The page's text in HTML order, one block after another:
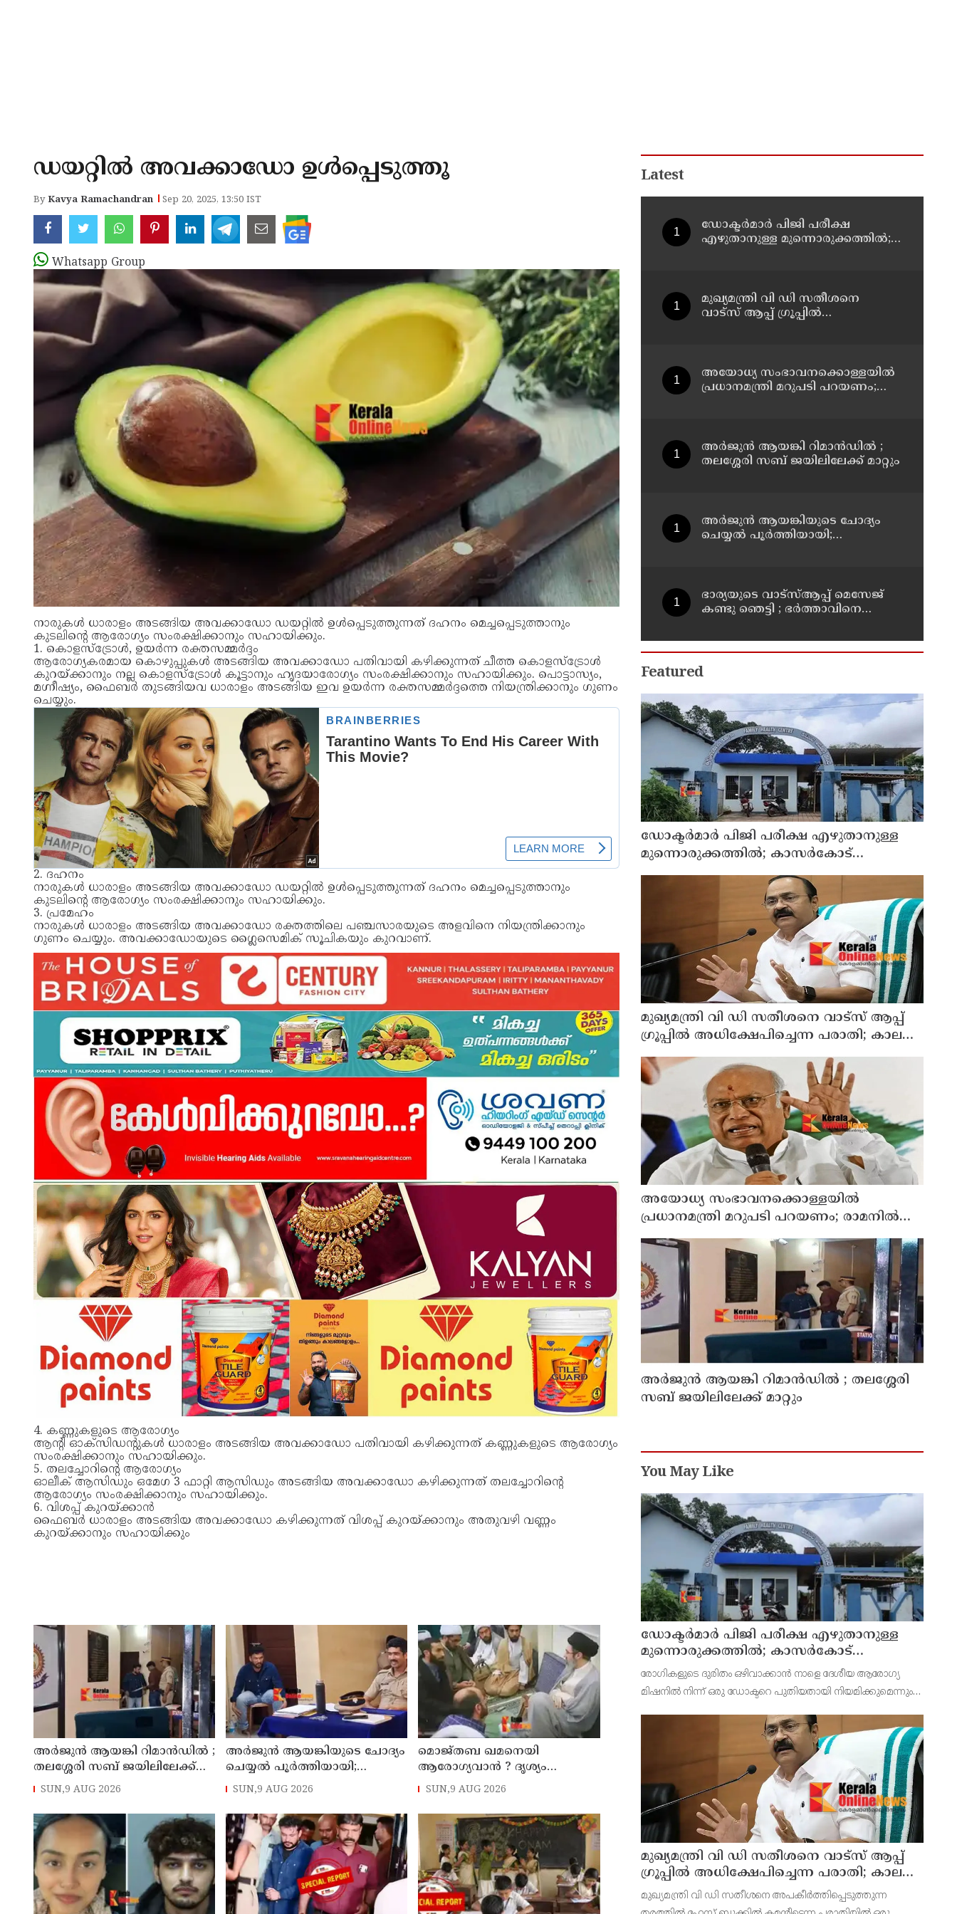
ഡയറ്റില്‍ അവക്കാഡോ ഉള്‍പ്പെടുത്തൂ
ByKavya Ramachandran Sep 20, 2025, 13:50 IST
Whatsapp Group
നാരുകള്‍ ധാരാളം അടങ്ങിയ അവക്കാഡോ ഡയറ്റില്‍ ഉള്‍പ്പെടുത്തുന്നത് ദഹനം മെച്ചപ്പെടുത്താനും
കുടലിന്‍റെ ആരോഗ്യം സംരക്ഷിക്കാനും സഹായിക്കും.
1. കൊളസ്ട്രോൾ, ഉയര്‍ന്ന രക്തസമ്മര്‍ദ്ദം
ആരോഗ്യകരമായ കൊഴുപ്പുകള്‍ അടങ്ങിയ അവക്കാഡോ പതിവായി കഴിക്കുന്നത് ചീത്ത കൊളസ്ട്രോൾ
കുറയ്ക്കാനും നല്ല കൊളസ്ട്രോൾ കൂട്ടാനും ഹൃദയാരോഗ്യം സംരക്ഷിക്കാനും സഹായിക്കും. പൊട്ടാസ്യം,
മഗ്നീഷ്യം, ഫൈബര്‍ തുടങ്ങിയവ ധാരാളം അടങ്ങിയ ഇവ ഉയര്‍ന്ന രക്തസമ്മര്‍ദ്ദത്തെ നിയന്ത്രിക്കാനും ഗുണം
ചെയ്യും.
2. ദഹനം
നാരുകള്‍ ധാരാളം അടങ്ങിയ അവക്കാഡോ ഡയറ്റില്‍ ഉള്‍പ്പെടുത്തുന്നത് ദഹനം മെച്ചപ്പെടുത്താനും
കുടലിന്‍റെ ആരോഗ്യം സംരക്ഷിക്കാനും സഹായിക്കും.
3. പ്രമേഹം
നാരുകള്‍ ധാരാളം അടങ്ങിയ അവക്കാഡോ രക്തത്തിലെ പ‍ഞ്ചസാരയുടെ അളവിനെ നിയന്ത്രിക്കാനും
ഗുണം ചെയ്യും. അവക്കാഡോയുടെ ഗ്ലൈസെമിക് സൂചികയും കുറവാണ്.
4. കണ്ണുകളുടെ ആരോഗ്യം
ആന്‍റി ഓക്സിഡന്‍റുകള്‍ ധാരാളം അടങ്ങിയ അവക്കാഡോ പതിവായി കഴിക്കുന്നത് കണ്ണുകളുടെ ആരോഗ്യം
സംരക്ഷിക്കാനും സഹായിക്കും.
5. തലച്ചോറിന്‍റെ ആരോഗ്യം
ഓലീക് ആസിഡും ഒമേഗ 3 ഫാറ്റി ആസിഡും അടങ്ങിയ അവക്കാഡോ കഴിക്കുന്നത് തലച്ചോറിന്‍റെ
ആരോഗ്യം സംരക്ഷിക്കാനും സഹായിക്കും.
6. വിശപ്പ് കുറയ്ക്കാന്‍
ഫൈബര്‍ ധാരാളം അടങ്ങിയ അവക്കാഡോ കഴിക്കുന്നത് വിശപ്പ് കുറയ്ക്കാനും അതുവഴി വണ്ണം
കുറയ്ക്കാനും സഹായിക്കും
അര്‍ജുന്‍ ആയങ്കി റിമാന്‍ഡില്‍ ;
തലശ്ശേരി സബ് ജയിലിലേക്ക്
മാറ്റും
SUN,9 AUG 2026
അര്‍ജുന്‍ ആയങ്കിയുടെ ചോദ്യം
ചെയ്യല്‍ പൂര്‍ത്തിയായി;
കൂത്തുപറമ്പ് മജിസ്ട്രേറ്റിന്
SUN,9 AUG 2026
മൊജ്തബ ഖമനെയി
ആരോഗ്യവാന്‍ ? ദൃശ്യം
പുറത്തുവിട്ട് ഇറാന്‍ മാധ്യമം
SUN,9 AUG 2026
Latest
ഡോക്ടര്‍മാര്‍ പിജി പരീക്ഷ
എഴുതാനുള്ള മുന്നൊരുക്കത്തില്‍;
മുഖ്യമന്ത്രി വി ഡി സതീശനെ
വാട്‌സ് ആപ്പ് ഗ്രൂപ്പില്‍
അയോധ്യ സംഭാവനക്കൊള്ളയില്‍
പ്രധാനമന്ത്രി മറുപടി പറയണം;
അര്‍ജുന്‍ ആയങ്കി റിമാന്‍ഡില്‍ ;
തലശ്ശേരി സബ് ജയിലിലേക്ക് മാറ്റും
അര്‍ജുന്‍ ആയങ്കിയുടെ ചോദ്യം
ചെയ്യല്‍ പൂര്‍ത്തിയായി;
ഭാര്യയുടെ വാട്സ്ആപ്പ് മെസേജ്
കണ്ടു ഞെട്ടി ; ഭര്‍ത്താവിനെ
റോഡപകടമാക്കി മാറ്റാന്‍
കാമുകനുമായി പദ്ധതിയിട്ട
യുവതിയും സുഹൃത്തും ഒളിവില്‍
Featured
ഡോക്ടര്‍മാര്‍ പിജി പരീക്ഷ എഴുതാനുള്ള
മുന്നൊരുക്കത്തില്‍; കാസര്‍കോട്
പാണത്തൂര്‍ കുടുംബാരോഗ്യ കേന്ദ്രം
മുഖ്യമന്ത്രി വി ഡി സതീശനെ വാട്‌സ് ആപ്പ്
ഗ്രൂപ്പില്‍ അധിക്ഷേപിച്ചെന്ന പരാതി; കാലടി
സ്വദേശിക്ക് എതിരെ കേസ്
അയോധ്യ സംഭാവനക്കൊള്ളയില്‍
പ്രധാനമന്ത്രി മറുപടി പറയണം; രാമനില്‍
വിശ്വസിക്കുന്ന സാധാരണക്കാര്‍
ആശങ്കാകുലരാണെന്ന് ഖാര്‍ഗെ
അര്‍ജുന്‍ ആയങ്കി റിമാന്‍ഡില്‍ ; തലശ്ശേരി
സബ് ജയിലിലേക്ക് മാറ്റും
You May Like
ഡോക്ടര്‍മാര്‍ പിജി പരീക്ഷ എഴുതാനുള്ള
മുന്നൊരുക്കത്തില്‍; കാസര്‍കോട്
പാണത്തൂര്‍ കുടുംബാരോഗ്യ കേന്ദ്രം
അടച്ചുപൂട്ടി
രോഗികളുടെ ദുരിതം ഒഴിവാക്കാന്‍ നാളെ ദേശീയ ആരോഗ്യ
മിഷനില്‍ നിന്ന് ഒരു ഡോക്ടറെ പുതിയതായി നിയമിക്കുമെന്നും
മുഖ്യമന്ത്രി വി ഡി സതീശനെ വാട്‌സ് ആപ്പ്
ഗ്രൂപ്പില്‍ അധിക്ഷേപിച്ചെന്ന പരാതി; കാലടി
സ്വദേശിക്ക് എതിരെ കേസ്
മുഖ്യമന്ത്രി വി ഡി സതീശനെ അപകീര്‍ത്തിപ്പെടുത്തുന്ന